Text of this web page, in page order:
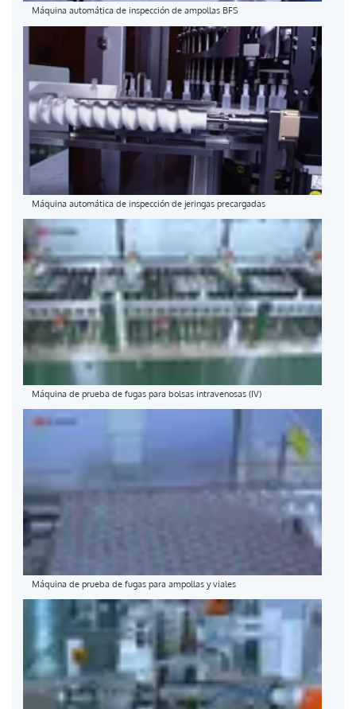
Máquina automática de inspección de ampollas BFS
Máquina automática de inspección de jeringas precargadas
Máquina de prueba de fugas para bolsas intravenosas (IV)
Máquina de prueba de fugas para ampollas y viales